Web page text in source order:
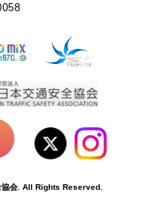
協会. All Rights Reserved.